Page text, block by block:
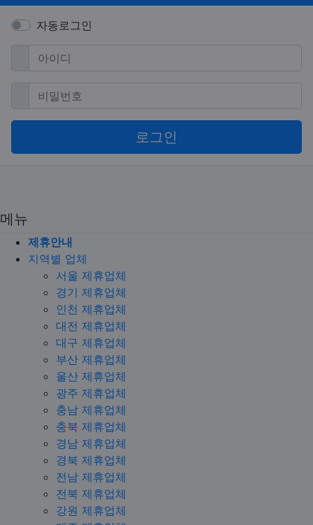
자동로그인
아이디 필수
비밀번호필수
로그인
메뉴
제휴안내
지역별 업체
서울 제휴업체
경기 제휴업체
인천 제휴업체
대전 제휴업체
대구 제휴업체
부산 제휴업체
울산 제휴업체
광주 제휴업체
충남 제휴업체
충북 제휴업체
경남 제휴업체
경북 제휴업체
전남 제휴업체
전북 제휴업체
강원 제휴업체